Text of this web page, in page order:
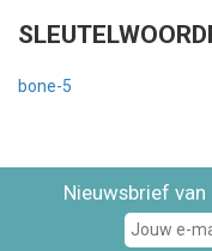
bone-5
Nieuwsbrief